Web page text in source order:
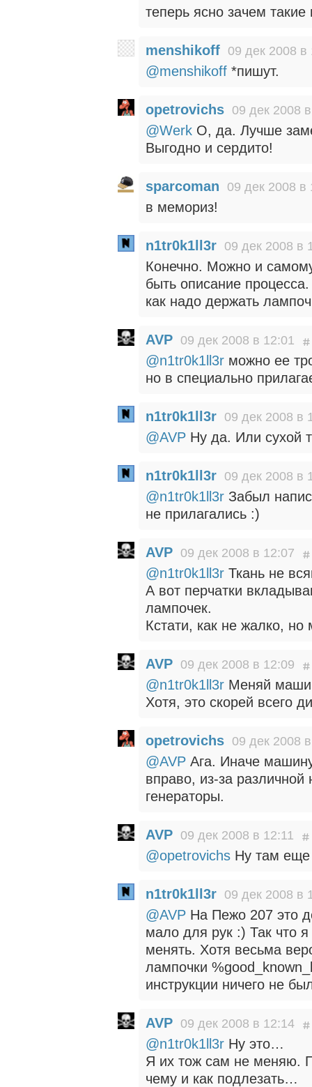
теперь ясно зачем такие
menshikoff 09 дек 2008 в
@menshikoff *пишут.
opetrovichs 09 дек 2008
@Werk О, да. Лучше
Выгодно и сердито!
sparcoman 09 дек 2008 в
в мемориз!
n1tr0k1ll3r 09 дек 2008 в
Конечно. Можно и
быть описание
как надо держать
AVP 09 дек 2008 в 12:01
@n1tr0k1ll3r можно ее
но в специально
n1tr0k1ll3r 09 дек 2008 в
@AVP Ну да. Или сухой
n1tr0k1ll3r 09 дек 2008 в
@n1tr0k1ll3r Забыл
не прилагались :)
AVP 09 дек 2008 в 12:07
@n1tr0k1ll3r Ткань не
А вот перчатки
лампочек.
Кстати, как не жалко,
AVP 09 дек 2008 в 12:09
@n1tr0k1ll3r Меняй
Хотя, это скорей всего
opetrovichs 09 дек 2008
@AVP Ага. Иначе
вправо, из-за
генераторы.
AVP 09 дек 2008 в 12:11
@opetrovichs Ну там еще
n1tr0k1ll3r 09 дек 2008 в
@AVP На Пежо 207 это
мало для рук :) Так что
менять. Хотя весьма
лампочки
инструкции ничего не
AVP 09 дек 2008 в 12:14
@n1tr0k1ll3r Ну это…
Я их тож сам не меняю.
чему и как подлезать…